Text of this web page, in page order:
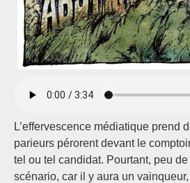
L’effervescence médiatique prend
parieurs pérorent devant le
tel ou tel candidat. Pourtant, peu
scénario, car il y aura un